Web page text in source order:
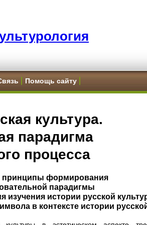
Помощь сайту
культура.
парадигма
процесса
принципы формирования
парадигмы
изучения истории русской
в контексте истории